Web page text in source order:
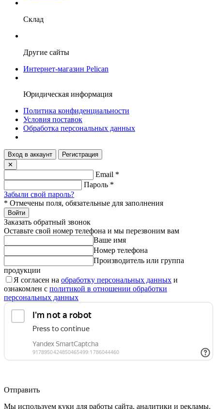
Склад
Другие сайты
Интернет-магазин Pelican
Юридическая информация
Политика конфиденциальности
Условия поставок
Обработка персональных данных
Вход в аккаунт
Регистрация
✕
Email *
Пароль *
Забыли свой пароль?
* Отмечены поля, обязательные для заполнения
Войти
Заказать обратный звонок
Оставьте свой номер телефона и мы перезвоним вам
Ваше имя
Номер телефона
Производитель или группа
продукции
Я согласен на обработку персональных данных и
ознакомлен с политикой в отношении обработки
персональных данных
Отправить
Мы используем куки для работы сайта, аналитики и рекламы.